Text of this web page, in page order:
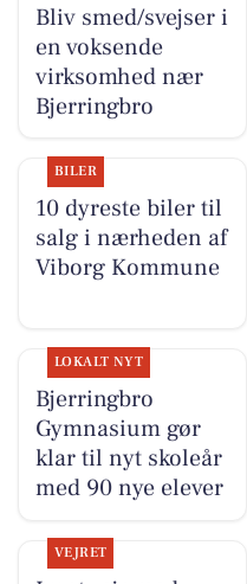
Bliv smed/svejser i
en voksende
virksomhed nær
Bjerringbro
BILER
10 dyreste biler til
salg i nærheden af
Viborg Kommune
LOKALT NYT
Bjerringbro
Gymnasium gør
klar til nyt skoleår
med 90 nye elever
VEJRET